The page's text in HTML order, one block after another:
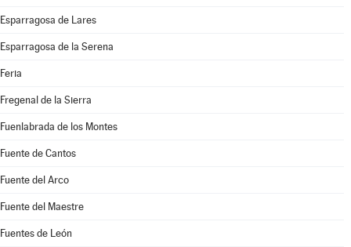
Esparragosa de Lares
Esparragosa de la Serena
Feria
Fregenal de la Sierra
Fuenlabrada de los Montes
Fuente de Cantos
Fuente del Arco
Fuente del Maestre
Fuentes de León